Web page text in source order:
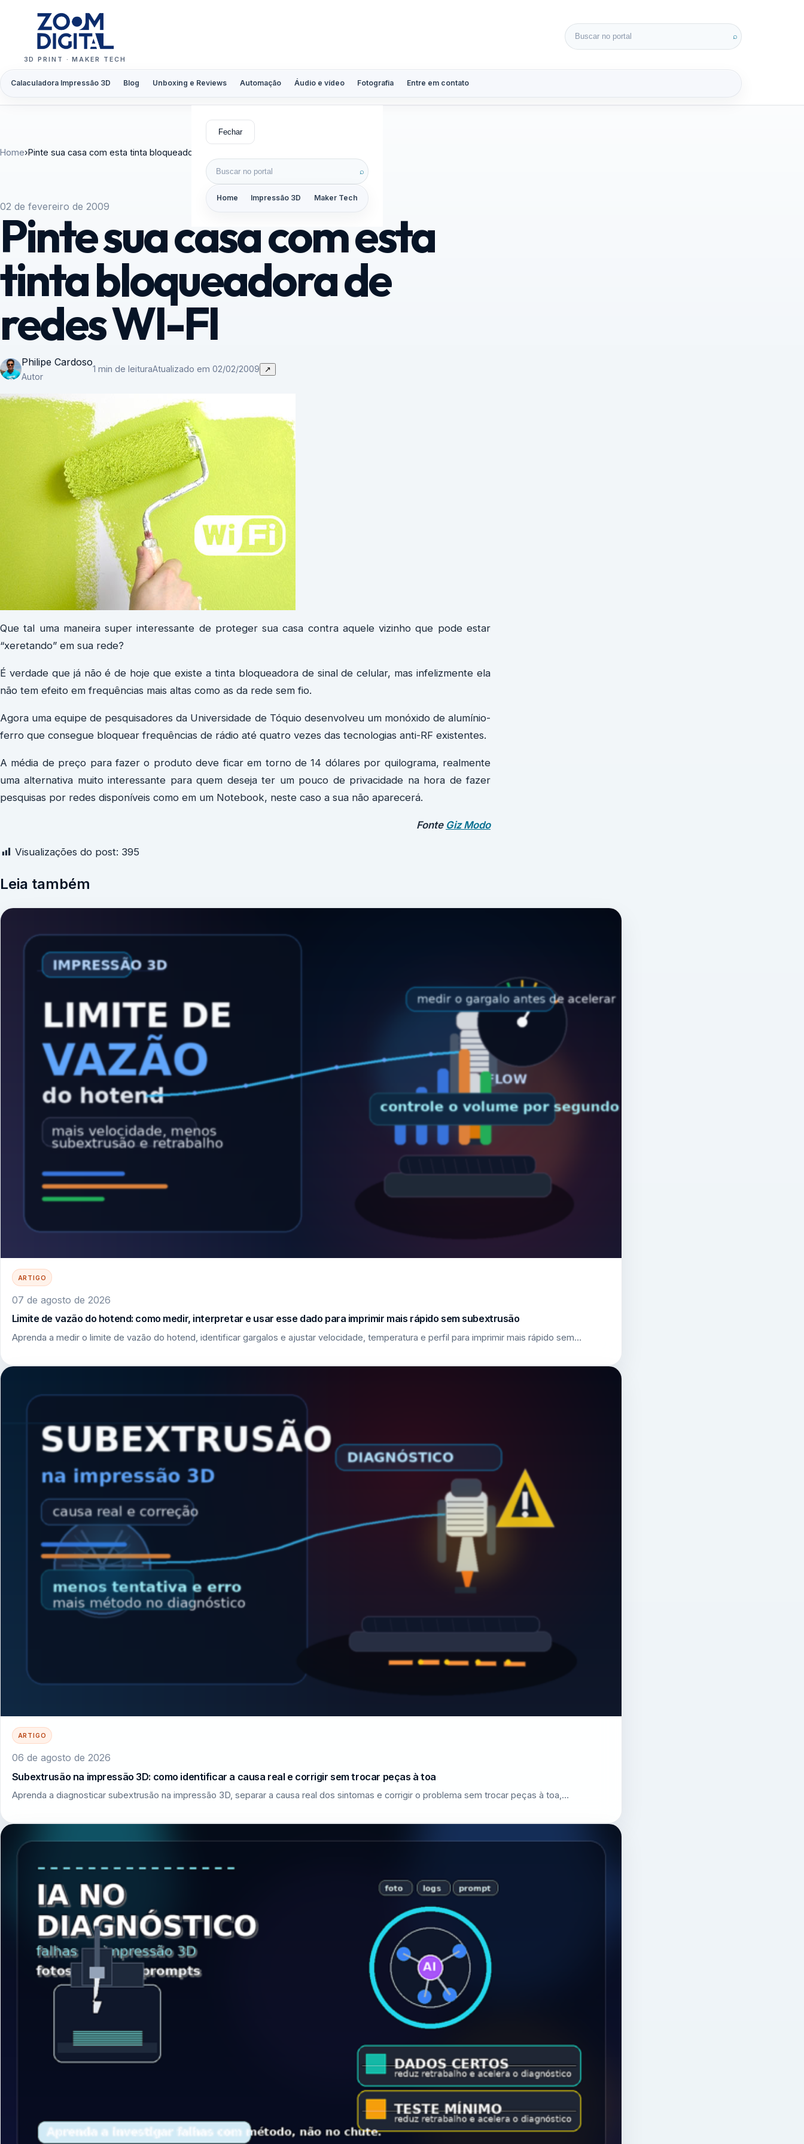
3D PRINT · MAKER TECH
Calaculadora Impressão 3D Blog Unboxing e Reviews Automação Áudio e vídeo Fotografia Entre em contato
Buscar por: ⌕
Fechar
Buscar por: ⌕
Home Impressão 3D Maker Tech
Home›Pinte sua casa com esta tinta bloqueadora de redes WI-FI
02 de fevereiro de 2009
Pinte sua casa com esta
tinta bloqueadora de
redes WI-FI
Philipe Cardoso
Autor
1 min de leituraAtualizado em 02/02/2009 ↗
Que tal uma maneira super interessante de proteger sua casa contra aquele vizinho que pode estar
“xeretando” em sua rede?
É verdade que já não é de hoje que existe a tinta bloqueadora de sinal de celular, mas infelizmente ela
não tem efeito em frequências mais altas como as da rede sem fio.
Agora uma equipe de pesquisadores da Universidade de Tóquio desenvolveu um monóxido de alumínio-
ferro que consegue bloquear frequências de rádio até quatro vezes das tecnologias anti-RF existentes.
A média de preço para fazer o produto deve ficar em torno de 14 dólares por quilograma, realmente
uma alternativa muito interessante para quem deseja ter um pouco de privacidade na hora de fazer
pesquisas por redes disponíveis como em um Notebook, neste caso a sua não aparecerá.
Fonte Giz Modo
Visualizações do post: 395
Leia também
ARTIGO
07 de agosto de 2026
Limite de vazão do hotend: como medir, interpretar e usar esse dado para imprimir mais rápido sem subextrusão
Aprenda a medir o limite de vazão do hotend, identificar gargalos e ajustar velocidade, temperatura e perfil para imprimir mais rápido sem…
ARTIGO
06 de agosto de 2026
Subextrusão na impressão 3D: como identificar a causa real e corrigir sem trocar peças à toa
Aprenda a diagnosticar subextrusão na impressão 3D, separar a causa real dos sintomas e corrigir o problema sem trocar peças à toa,…